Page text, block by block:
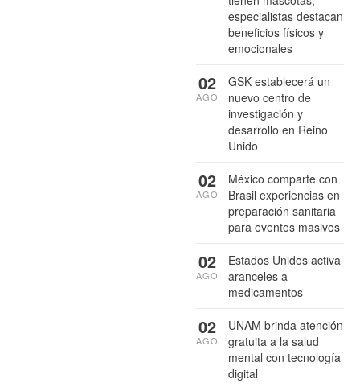
especialistas destacan
beneficios físicos y
emocionales
GSK establecerá un
nuevo centro de
investigación y
desarrollo en Reino
Unido
02
AGO
México comparte con
Brasil experiencias en
preparación sanitaria
para eventos masivos
02
AGO
Estados Unidos activa
aranceles a
medicamentos
02
AGO
UNAM brinda atención
gratuita a la salud
mental con tecnología
digital
02
AGO